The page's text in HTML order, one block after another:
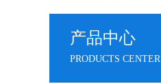
产品中心
PRODUCTS CENTER